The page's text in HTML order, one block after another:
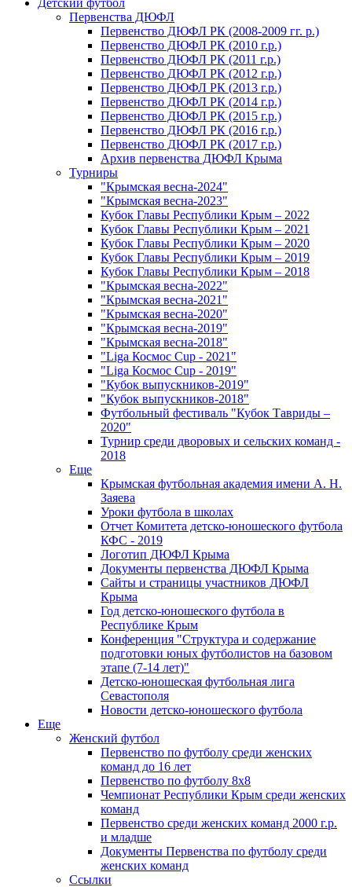
Детский футбол
Первенства ДЮФЛ
Первенство ДЮФЛ РК (2008-2009 гг. р.)
Первенство ДЮФЛ РК (2010 г.р.)
Первенство ДЮФЛ РК (2011 г.р.)
Первенство ДЮФЛ РК (2012 г.р.)
Первенство ДЮФЛ РК (2013 г.р.)
Первенство ДЮФЛ РК (2014 г.р.)
Первенство ДЮФЛ РК (2015 г.р.)
Первенство ДЮФЛ РК (2016 г.р.)
Первенство ДЮФЛ РК (2017 г.р.)
Архив первенства ДЮФЛ Крыма
Турниры
"Крымская весна-2024"
"Крымская весна-2023"
Кубок Главы Республики Крым – 2022
Кубок Главы Республики Крым – 2021
Кубок Главы Республики Крым – 2020
Кубок Главы Республики Крым – 2019
Кубок Главы Республики Крым – 2018
"Крымская весна-2022"
"Крымская весна-2021"
"Крымская весна-2020"
"Крымская весна-2019"
"Крымская весна-2018"
"Liga Космос Cup - 2021"
"Liga Космос Cup - 2019"
"Кубок выпускников-2019"
"Кубок выпускников-2018"
Футбольный фестиваль "Кубок Тавриды –
2020"
Турнир среди дворовых и сельских команд -
2018
Еще
Крымская футбольная академия имени А. Н.
Заяева
Уроки футбола в школах
Отчет Комитета детско-юношеского футбола
КФС - 2019
Логотип ДЮФЛ Крыма
Документы первенства ДЮФЛ Крыма
Сайты и страницы участников ДЮФЛ
Крыма
Год детско-юношеского футбола в
Республике Крым
Конференция "Структура и содержание
подготовки юных футболистов на базовом
этапе (7-14 лет)"
Детско-юношеская футбольная лига
Севастополя
Новости детско-юношеского футбола
Еще
Женский футбол
Первенство по футболу среди женских
команд до 16 лет
Первенство по футболу 8х8
Чемпионат Республики Крым среди женских
команд
Первенство среди женских команд 2000 г.р.
и младше
Документы Первенства по футболу среди
женских команд
Ссылки